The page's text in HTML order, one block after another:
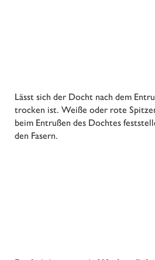
Lässt sich der Docht nach dem
trocken ist. Weiße oder rote
beim Entrußen des Dochtes
den Fasern.